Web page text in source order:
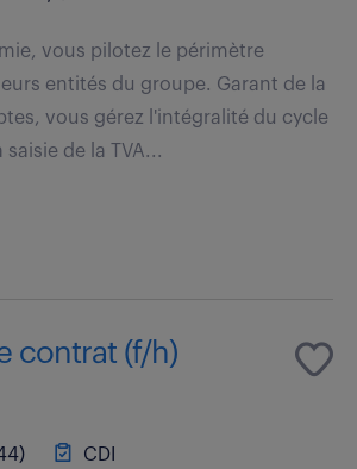
vous pilotez le périmètre
entités du groupe. Garant de la
vous gérez l'intégralité du cycle
de la TVA...
contrat (f/h)
CDI